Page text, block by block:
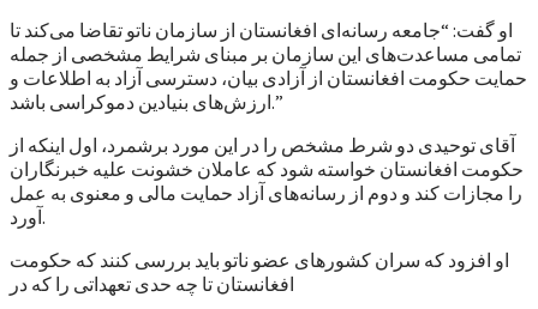
او گفت: “جامعه رسانه‌ای افغانستان از سازمان ناتو تقاضا می‌کند تا
تمامی مساعدت‌های این سازمان بر مبنای شرایط مشخصی از جمله
حمایت حکومت افغانستان از آزادی بیان، دسترسی آزاد به اطلاعات و
ارزش‌های بنیادین دموکراسی باشد.”
آقای توحیدی دو شرط مشخص را در این مورد برشمرد، اول اینکه از
حکومت افغانستان خواسته شود که عاملان خشونت علیه خبرنگاران
را مجازات کند و دوم از رسانه‌های آزاد حمایت مالی و معنوی به عمل
آورد.
او افزود که سران کشورهای عضو ناتو باید بررسی کنند که حکومت
افغانستان تا چه حدی تعهداتی را که در